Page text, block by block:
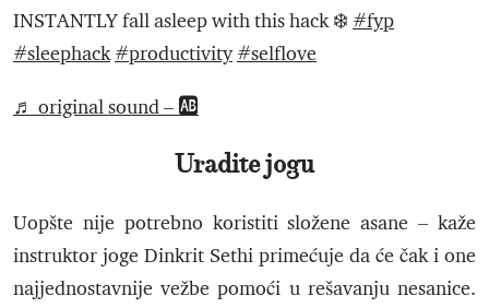
INSTANTLY fall asleep with this hack ❄️ #fyp
#sleephack #productivity #selflove
♬ original sound – 🆎
Uradite jogu
Uopšte nije potrebno koristiti složene asane – kaže
instruktor joge Dinkrit Sethi primećuje da će čak i one
najjednostavnije vežbe pomoći u rešavanju nesanice.